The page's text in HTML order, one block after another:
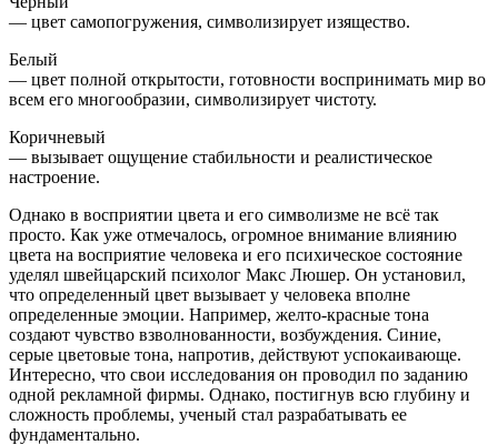
— цвет самопогружения, символизирует изящество.
Белый
— цвет полной открытости, готовности воспринимать мир во
всем его многообразии, символизирует чистоту.
Коричневый
— вызывает ощущение стабильности и реалистическое
настроение.
Однако в восприятии цвета и его символизме не всё так
просто. Как уже отмечалось, огромное внимание влиянию
цвета на восприятие человека и его психическое состояние
уделял швейцарский психолог Макс Люшер. Он установил,
что определенный цвет вызывает у человека вполне
определенные эмоции. Например, желто-красные тона
создают чувство взволнованности, возбуждения. Синие,
серые цветовые тона, напротив, действуют успокаивающе.
Интересно, что свои исследования он проводил по заданию
одной рекламной фирмы. Однако, постигнув всю глубину и
сложность проблемы, ученый стал разрабатывать ее
фундаментально.